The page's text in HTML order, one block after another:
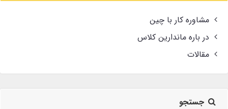
مشاوره کار با چین
در باره ماندارین کلاس
مقالات
جستجو